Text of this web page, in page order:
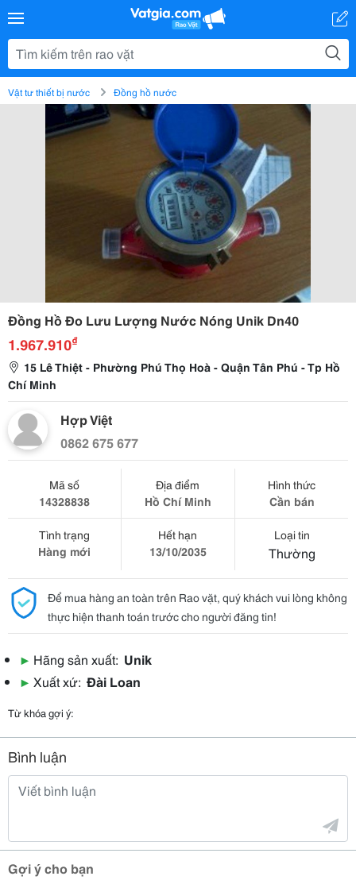
Vật tư thiết bị nước Đồng hồ nước
Đồng Hồ Đo Lưu Lượng Nước Nóng Unik Dn40
1.967.910₫
15 Lê Thiệt - Phường Phú Thọ Hoà - Quận Tân Phú - Tp Hồ
Chí Minh
Hợp Việt
0862 675 677
Mã số
14328838
Địa điểm
Hồ Chí Minh
Hình thức
Cần bán
Tình trạng
Hàng mới
Hết hạn
13/10/2035
Loại tin
Thường
Để mua hàng an toàn trên Rao vặt, quý khách vui lòng không
thực hiện thanh toán trước cho người đăng tin!
▶ Hãng sản xuất: Unik
▶ Xuất xứ: Đài Loan
Từ khóa gợi ý:
Bình luận
Gợi ý cho bạn